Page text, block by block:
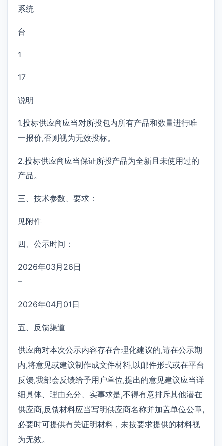
系统
台
1
17
说明
1.投标供应商应当对所投包内所有产品和数量进行唯
一报价,否则视为无效投标。
2.投标供应商应当保证所投产品为全新且未使用过的
产品。
三、技术参数、要求：
见附件
四、公示时间：
2026年03月26日
–
2026年04月01日
五、反馈渠道
供应商对本次公示内容存在合理化建议的,请在公示期
内,将意见或建议制作成文件材料,以邮件形式或在平台
反馈,我部会反馈给予用户单位,提出的意见建议应当详
细具体、理由充分、实事求是,不得有意排斥其他潜在
供应商,反馈材料应当写明供应商名称并加盖单位公章,
必要时可提供有关证明材料，未按要求提供的材料视
为无效。